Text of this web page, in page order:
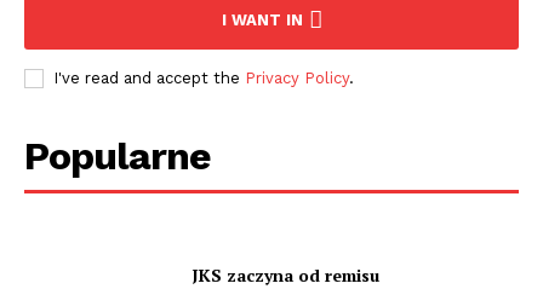
I WANT IN
I've read and accept the Privacy Policy.
Popularne
JKS zaczyna od remisu